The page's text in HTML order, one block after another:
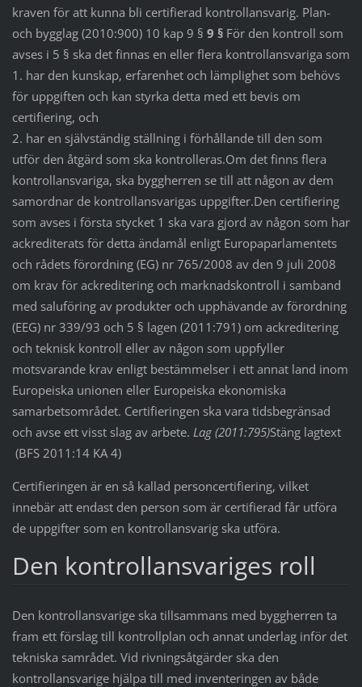
kraven för att kunna bli certifierad kontrollansvarig. Plan-
och bygglag (2010:900) 10 kap 9 § 9 §För den kontroll som
avses i 5 § ska det finnas en eller flera kontrollansvariga som
1. har den kunskap, erfarenhet och lämplighet som behövs
för uppgiften och kan styrka detta med ett bevis om
certifiering, och
2. har en självständig ställning i förhållande till den som
utför den åtgärd som ska kontrolleras.Om det finns flera
kontrollansvariga, ska byggherren se till att någon av dem
samordnar de kontrollansvarigas uppgifter.Den certifiering
som avses i första stycket 1 ska vara gjord av någon som har
ackrediterats för detta ändamål enligt Europaparlamentets
och rådets förordning (EG) nr 765/2008 av den 9 juli 2008
om krav för ackreditering och marknadskontroll i samband
med saluföring av produkter och upphävande av förordning
(EEG) nr 339/93 och 5 § lagen (2011:791) om ackreditering
och teknisk kontroll eller av någon som uppfyller
motsvarande krav enligt bestämmelser i ett annat land inom
Europeiska unionen eller Europeiska ekonomiska
samarbetsområdet. Certifieringen ska vara tidsbegränsad
och avse ett visst slag av arbete. Lag (2011:795)Stäng lagtext
(BFS 2011:14 KA 4)
Certifieringen är en så kallad personcertifiering, vilket
innebär att endast den person som är certifierad får utföra
de uppgifter som en kontrollansvarig ska utföra.
Den kontrollansvariges roll
Den kontrollansvarige ska tillsammans med byggherren ta
fram ett förslag till kontrollplan och annat underlag inför det
tekniska samrådet. Vid rivningsåtgärder ska den
kontrollansvarige hjälpa till med inventeringen av både